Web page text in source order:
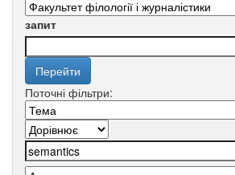
запит
Поточні фільтри: